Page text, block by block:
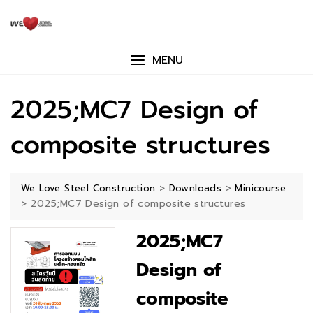
MENU
2025;MC7 Design of
composite structures
We Love Steel Construction > Downloads >Minicourse
> 2025;MC7 Design of composite structures
2025;MC7
Design of
composite